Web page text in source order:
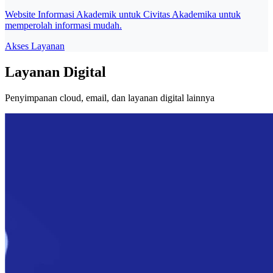
Website Informasi Akademik untuk Civitas Akademika untuk
memperolah informasi mudah.
Akses Layanan
Layanan Digital
Penyimpanan cloud, email, dan layanan digital lainnya